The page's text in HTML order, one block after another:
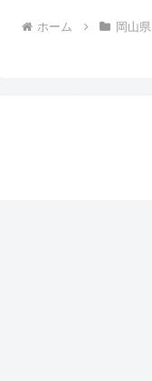
ホーム 岡山県